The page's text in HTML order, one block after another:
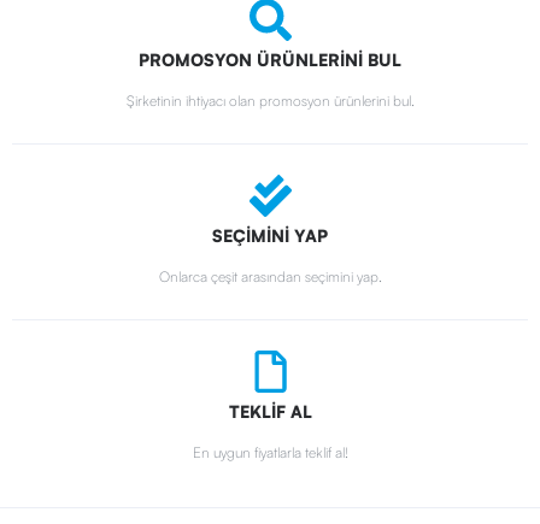
PROMOSYON ÜRÜNLERİNİ BUL
Şirketinin ihtiyacı olan promosyon ürünlerini bul.
SEÇİMİNİ YAP
Onlarca çeşit arasından seçimini yap.
TEKLİF AL
En uygun fiyatlarla teklif al!